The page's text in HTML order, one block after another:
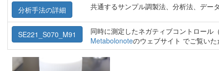
分析手法の詳細 共通するサンプル調製法、分析法、デー
SE221_S070_M91
同時に測定したネガティブコントロール
Metabolonoteのウェブサイト でご覧い